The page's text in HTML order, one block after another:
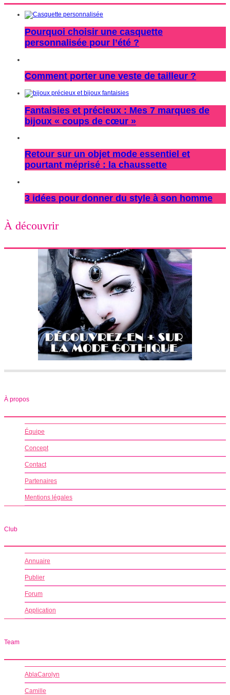
Pourquoi choisir une casquette
personnalisée pour l’été ?
Comment porter une veste de tailleur ?
Fantaisies et précieux : Mes 7 marques de
bijoux « coups de cœur »
Retour sur un objet mode essentiel et
pourtant méprisé : la chaussette
3 idées pour donner du style à son homme
À découvrir
À propos
Équipe
Concept
Contact
Partenaires
Mentions légales
Club
Annuaire
Publier
Forum
Application
Team
AblaCarolyn
Camille